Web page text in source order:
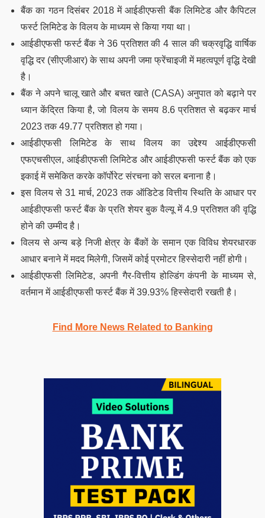
बैंक का गठन दिसंबर 2018 में आईडीएफसी बैंक लिमिटेड और कैपिटल
फर्स्ट लिमिटेड के विलय के माध्यम से किया गया था।
आईडीएफसी फर्स्ट बैंक ने 36 प्रतिशत की 4 साल की चक्रवृद्धि वार्षिक
वृद्धि दर (सीएजीआर) के साथ अपनी जमा फ्रेंचाइजी में महत्वपूर्ण वृद्धि देखी
है।
बैंक ने अपने चालू खाते और बचत खाते (CASA) अनुपात को बढ़ाने पर
ध्यान केंद्रित किया है, जो विलय के समय 8.6 प्रतिशत से बढ़कर मार्च
2023 तक 49.77 प्रतिशत हो गया।
आईडीएफसी लिमिटेड के साथ विलय का उद्देश्य आईडीएफसी
एफएचसीएल, आईडीएफसी लिमिटेड और आईडीएफसी फर्स्ट बैंक को एक
इकाई में समेकित करके कॉर्पोरेट संरचना को सरल बनाना है।
इस विलय से 31 मार्च, 2023 तक ऑडिटेड वित्तीय स्थिति के आधार पर
आईडीएफसी फर्स्ट बैंक के प्रति शेयर बुक वैल्यू में 4.9 प्रतिशत की वृद्धि
होने की उम्मीद है।
विलय से अन्य बड़े निजी क्षेत्र के बैंकों के समान एक विविध शेयरधारक
आधार बनाने में मदद मिलेगी, जिसमें कोई प्रमोटर हिस्सेदारी नहीं होगी।
आईडीएफसी लिमिटेड, अपनी गैर-वित्तीय होल्डिंग कंपनी के माध्यम से,
वर्तमान में आईडीएफसी फर्स्ट बैंक में 39.93% हिस्सेदारी रखती है।
Find More News Related to Banking